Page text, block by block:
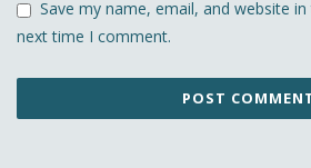
Save my name, email, and website
next time I comment.